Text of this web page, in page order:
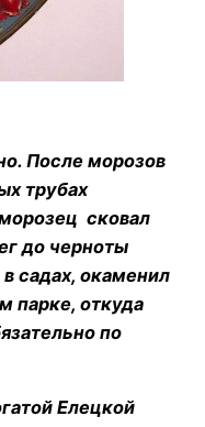
После морозов
трубах
сковал
до черноты
садах, окаменил
парке, откуда
по
Елецкой